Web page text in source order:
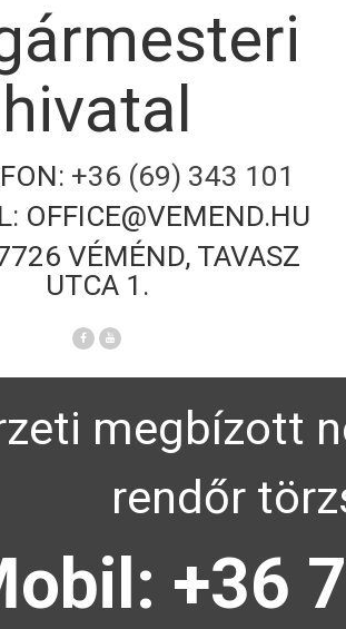
hivatal
+36 (69) 343 101
OFFICE@VEMEND.HU
VÉMÉND, TAVASZ
UTCA 1.
megbízott
rendőr
+36